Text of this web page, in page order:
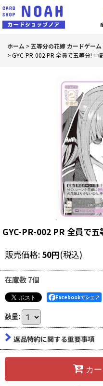
ホーム > 五等分の花嫁 カードゲーム
>GYC-PR-002 PR 全員で五等分! 中
GYC-PR-002 PR 全員で
販売価格: 50円(税込)
在庫数 7個
Facebookでシェア
数量:
返品特約に関する重要事項
カ